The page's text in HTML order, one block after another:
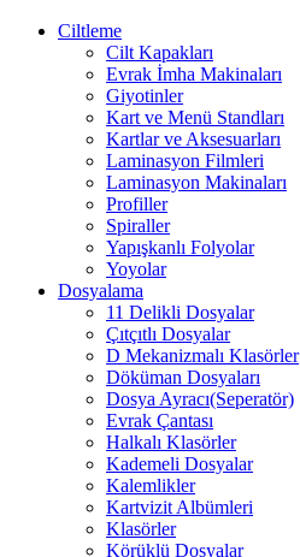
Ciltleme
Cilt Kapakları
Evrak İmha Makinaları
Giyotinler
Kart ve Menü Standları
Kartlar ve Aksesuarları
Laminasyon Filmleri
Laminasyon Makinaları
Profiller
Spiraller
Yapışkanlı Folyolar
Yoyolar
Dosyalama
11 Delikli Dosyalar
Çıtçıtlı Dosyalar
D Mekanizmalı Klasörler
Döküman Dosyaları
Dosya Ayracı(Seperatör)
Evrak Çantası
Halkalı Klasörler
Kademeli Dosyalar
Kalemlikler
Kartvizit Albümleri
Klasörler
Körüklü Dosyalar